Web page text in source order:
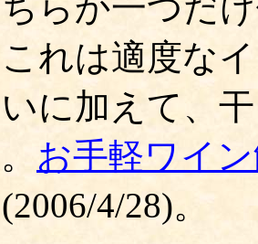
れは適度な
に加えて、
お手軽ワイ
4/28)。